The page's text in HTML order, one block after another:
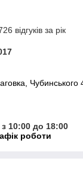
відгуків за рік
Чубинського
10:00 до 18:00
роботи